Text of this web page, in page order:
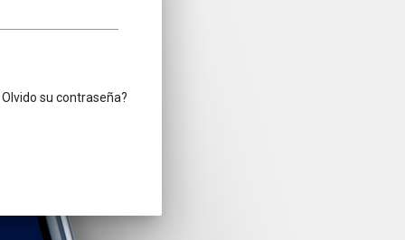
Olvido su contraseña?